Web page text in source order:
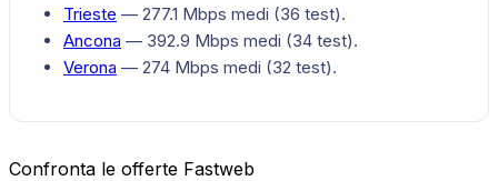
Trieste — 277.1 Mbps medi (36 test).
Ancona — 392.9 Mbps medi (34 test).
Verona — 274 Mbps medi (32 test).
Confronta le offerte Fastweb